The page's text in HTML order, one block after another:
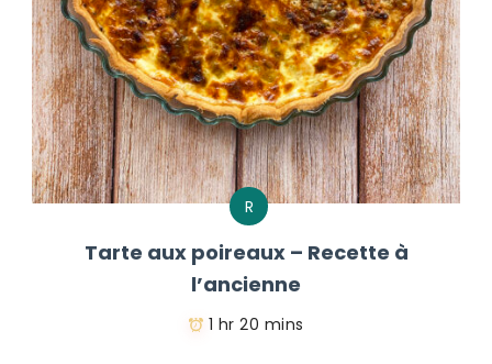
R
Tarte aux poireaux – Recette à
l’ancienne
1 hr 20 mins